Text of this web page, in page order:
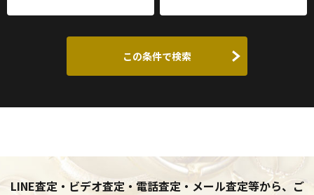
この条件で検索
LINE査定・ビデオ査定・電話査定・メール査定等から、ご